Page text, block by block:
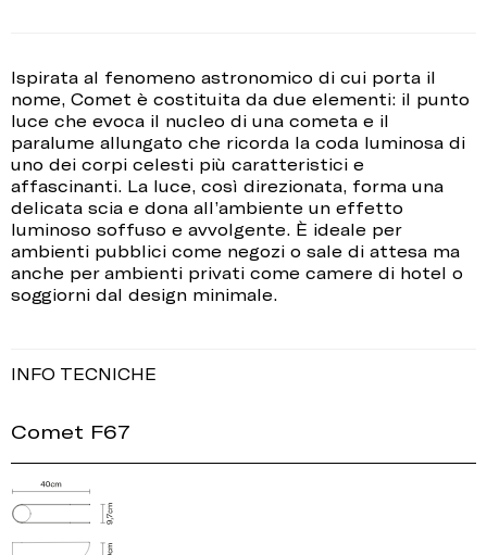
Ispirata al fenomeno astronomico di cui porta il
nome, Comet è costituita da due elementi: il punto
luce che evoca il nucleo di una cometa e il
paralume allungato che ricorda la coda luminosa di
uno dei corpi celesti più caratteristici e
affascinanti. La luce, così direzionata, forma una
delicata scia e dona all’ambiente un effetto
luminoso soffuso e avvolgente. È ideale per
ambienti pubblici come negozi o sale di attesa ma
anche per ambienti privati come camere di hotel o
soggiorni dal design minimale.
INFO TECNICHE
Comet F67